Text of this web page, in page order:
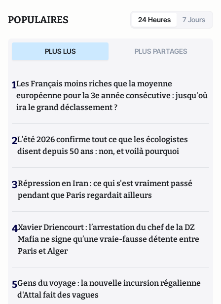
POPULAIRES 24 Heures 7 Jours
PLUS LUS PLUS PARTAGES
1Les Français moins riches que la moyenne
européenne pour la 3e année consécutive : jusqu'où
ira le grand déclassement ?
2L’été 2026 confirme tout ce que les écologistes
disent depuis 50 ans : non, et voilà pourquoi
3Répression en Iran : ce qui s'est vraiment passé
pendant que Paris regardait ailleurs
4Xavier Driencourt : l’arrestation du chef de la DZ
Mafia ne signe qu’une vraie-fausse détente entre
Paris et Alger
5Gens du voyage : la nouvelle incursion régalienne
d'Attal fait des vagues